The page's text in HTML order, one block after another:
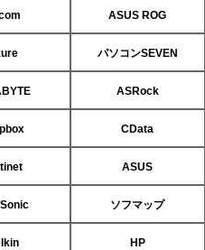
ASUS ROG
パソコンSEVEN
ASRock
CData
ASUS
ソフマップ
HP